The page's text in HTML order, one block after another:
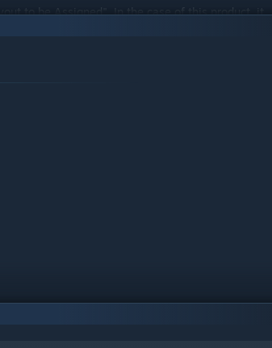
to be Assigned". In the case of this product, it